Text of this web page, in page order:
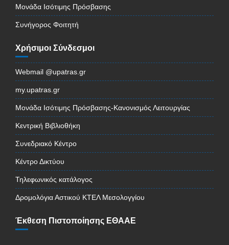
Μονάδα Ισότιμης Πρόσβασης
Συνήγορος Φοιτητή
Χρήσιμοι Σύνδεσμοι
Webmail @upatras.gr
my.upatras.gr
Μονάδα Ισότιμης Πρόσβασης-Κανονισμός Λειτουργίας
Κεντρική Βιβλιοθήκη
Συνεδριακό Κέντρο
Κέντρο Δικτύου
Τηλεφωνικός κατάλογος
Δρομολόγια Αστικού ΚΤΕΛ Μεσολογγίου
Έκθεση Πιστοποίησης ΕΘΑΑΕ